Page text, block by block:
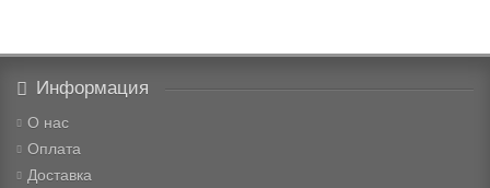
Информация
О нас
Оплата
Доставка